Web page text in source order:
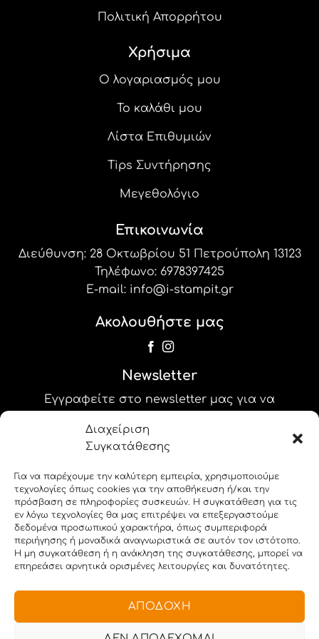
Διαχείριση
Συγκατάθεσης
Για να παρέχουμε την καλύτερη εμπειρία, χρησιμοποιούμε
τεχνολογίες όπως cookies για την αποθήκευση ή/και την
πρόσβαση σε πληροφορίες συσκευών. Η συγκατάθεση για τις
εν λόγω τεχνολογίες θα μας επιτρέψει να επεξεργαστούμε
δεδομένα προσωπικού χαρακτήρα, όπως συμπεριφορά
περιήγησης ή μοναδικά αναγνωριστικά σε αυτόν τον ιστότοπο.
Η μη συγκατάθεση ή η ανάκληση της συγκατάθεσης, μπορεί να
επηρεάσει αρνητικά ορισμένες λειτουργίες και δυνατότητες.
ΑΠΟΔΟΧΉ
Πολιτική Απορρήτου
Χρήσιμα
Ο λογαριασμός μου
Το καλάθι μου
Λίστα Επιθυμιών
Tips Συντήρησης
Μεγεθολόγιο
Επικοινωνία
Διεύθυνση: 28 Οκτωβρίου 51 Πετρούπολη 13123
Τηλέφωνο: 6978397425
E-mail: info@i-stampit.gr
Ακολουθήστε μας
Newsletter
Εγγραφείτε στο newsletter μας για να
label_26